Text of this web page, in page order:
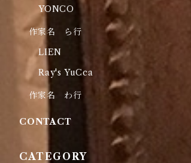
YONCO
作家名 ら行
LIEN
Ray's YuCca
作家名 わ行
CONTACT
CATEGORY